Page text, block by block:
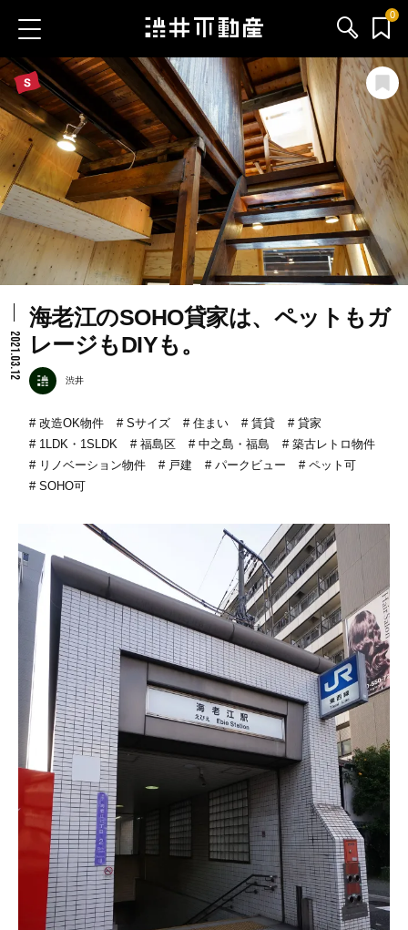
0
お気に入り物件 お問い合わせ
ブログ
サービス内容
渋井不動産のメンバー
会社情報
2021.03.12
海老江のSOHO貸家は、ペットもガ
レージもDIYも。
渋井
改造OK物件 Sサイズ 住まい 賃貸
貸家
1LDK・1SLDK
福島区 中之島・福島
築古レトロ物件
リノベーション物件
戸建 パークビュー
ペット可
SOHO可